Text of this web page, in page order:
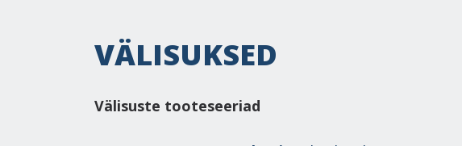
VÄLISUKSED
Välisuste tooteseeriad